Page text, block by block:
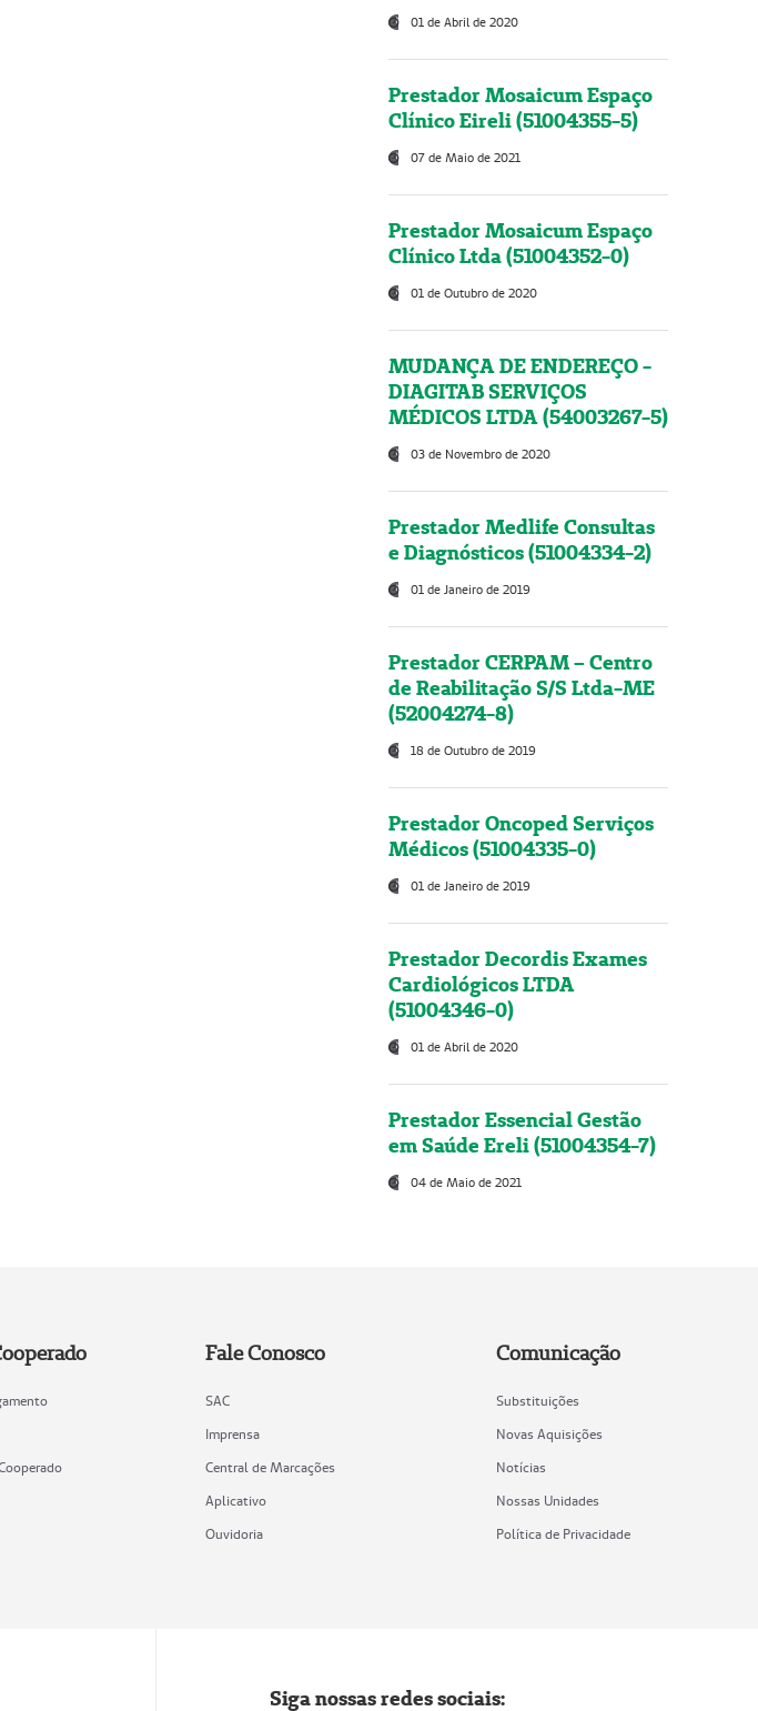
01 de Abril de 2020
Prestador Mosaicum Espaço
Clínico Eireli (51004355-5)
07 de Maio de 2021
Prestador Mosaicum Espaço
Clínico Ltda (51004352-0)
01 de Outubro de 2020
MUDANÇA DE ENDEREÇO -
DIAGITAB SERVIÇOS
MÉDICOS LTDA (54003267-5)
03 de Novembro de 2020
Prestador Medlife Consultas
e Diagnósticos (51004334-2)
01 de Janeiro de 2019
Prestador CERPAM – Centro
de Reabilitação S/S Ltda-ME
(52004274-8)
18 de Outubro de 2019
Prestador Oncoped Serviços
Médicos (51004335-0)
01 de Janeiro de 2019
Prestador Decordis Exames
Cardiológicos LTDA
(51004346-0)
01 de Abril de 2020
Prestador Essencial Gestão
em Saúde Ereli (51004354-7)
04 de Maio de 2021
Fale Conosco
SAC
Imprensa
Central de Marcações
Aplicativo
Ouvidoria
Comunicação
Substituições
Novas Aquisições
Notícias
Nossas Unidades
Política de Privacidade
Siga nossas redes sociais: